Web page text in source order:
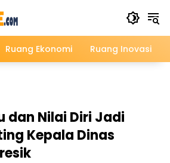
Ruang Ekonomi Ruang Inovasi
dan Nilai Diri Jadi
Kepala Dinas